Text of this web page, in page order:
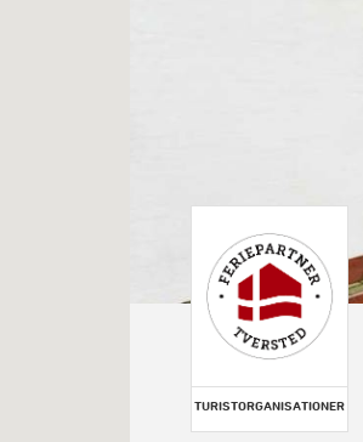
TURISTORGANISATIONER